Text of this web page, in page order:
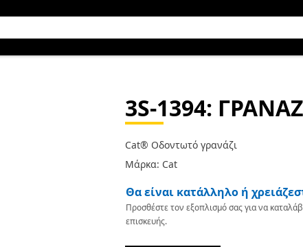
3S-1394:
Cat® Οδοντωτό γρανάζι
Μάρκα: Cat
Θα είναι κατάλληλο ή
Προσθέστε τον εξοπλισμό σας για να
επισκευής.